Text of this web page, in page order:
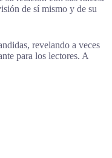
de sí mismo y de su
revelando a veces
para los lectores. A